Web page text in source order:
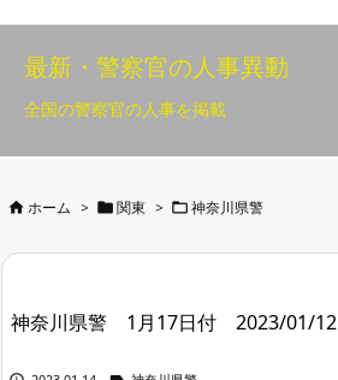
最新・警察官の人事異動
全国の警察官の人事を掲載
 ホーム >  関東 >  神奈川県警
神奈川県警 1月17日付 2023/01/12